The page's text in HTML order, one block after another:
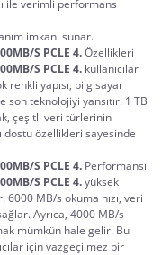
ile verimli performans
imkanı sunar.
S PCLE 4. Özellikleri
S PCLE 4. kullanıcılar
renkli yapısı, bilgisayar
son teknolojiyi yansıtır. 1 TB
çeşitli veri türlerinin
dostu özellikleri sayesinde
S PCLE 4. Performansı
S PCLE 4. yüksek
MB/s okuma hızı, veri
Ayrıca, 4000 MB/s
mümkün hale gelir. Bu
için vazgeçilmez bir